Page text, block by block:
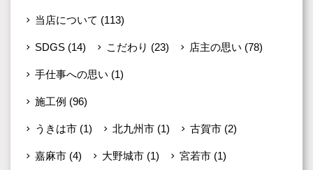
当店について (113)
SDGS (14) こだわり (23) 店主の思い (78)
手仕事への思い (1)
施工例 (96)
うきは市 (1) 北九州市 (1) 古賀市 (2)
嘉麻市 (4) 大野城市 (1) 宮若市 (1)